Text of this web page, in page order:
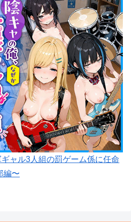
ャル3人組の罰ゲーム係に任命
編〜